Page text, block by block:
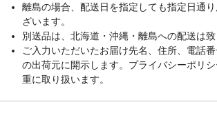
離島の場合、配送日を指定しても指定日通
ざいます。
別送品は、北海道・沖縄・離島への配送は致
ご入力いただいたお届け先名、住所、電話
の出荷元に開示します。プライバシーポリ
重に取り扱います。